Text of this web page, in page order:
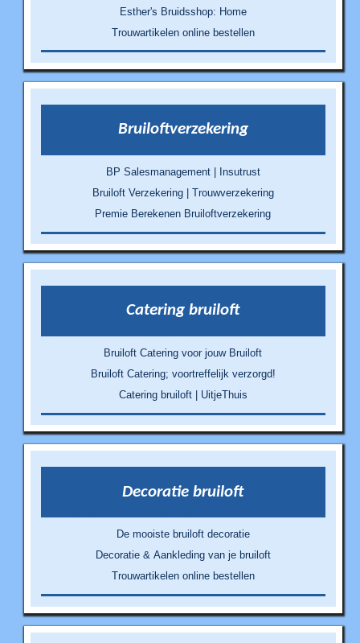
Esther's Bruidsshop: Home
Trouwartikelen online bestellen
Bruiloftverzekering
BP Salesmanagement | Insutrust
Bruiloft Verzekering | Trouwverzekering
Premie Berekenen Bruiloftverzekering
Catering bruiloft
Bruiloft Catering voor jouw Bruiloft
Bruiloft Catering; voortreffelijk verzorgd!
Catering bruiloft | UitjeThuis
Decoratie bruiloft
De mooiste bruiloft decoratie
Decoratie & Aankleding van je bruiloft
Trouwartikelen online bestellen